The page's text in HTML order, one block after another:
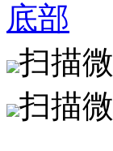
底部
扫描
扫描